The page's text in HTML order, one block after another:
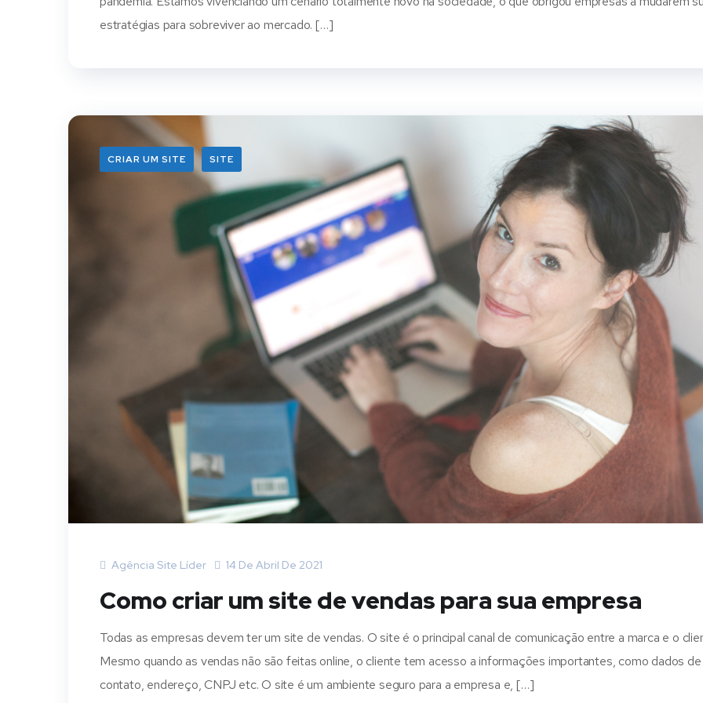
estratégias para sobreviver ao mercado. […]
CRIAR UM SITE SITE
Agência Site Líder 14 De Abril De 2021
Como criar um site de vendas para sua empresa
Todas as empresas devem ter um site de vendas. O site é o principal canal de comunicação entre a marca e o
Mesmo quando as vendas não são feitas online, o cliente tem acesso a informações importantes, como dados de
contato, endereço, CNPJ etc. O site é um ambiente seguro para a empresa e, […]